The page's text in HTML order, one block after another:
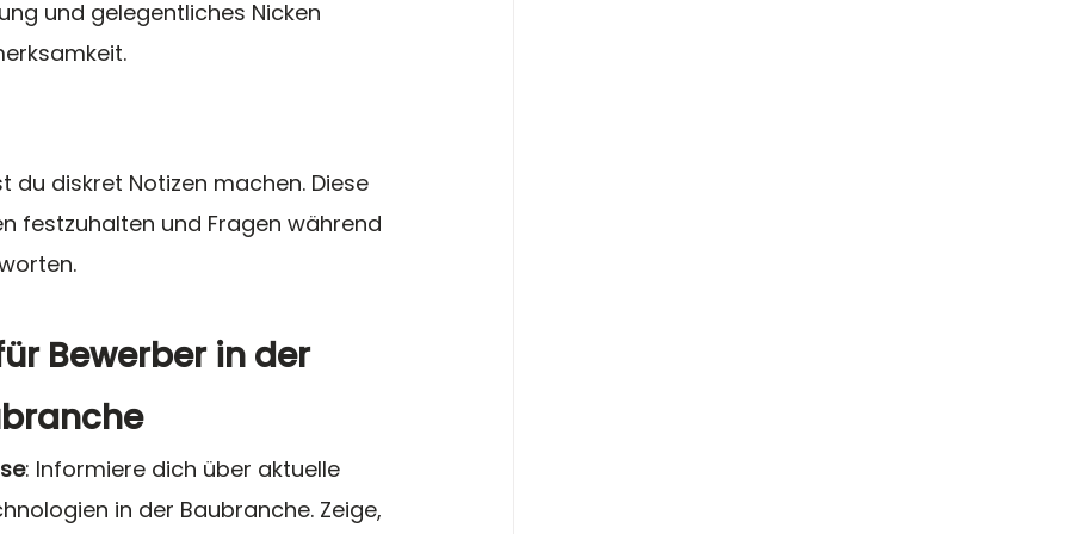
und gelegentliches Nicken
diskret Notizen machen. Diese
festzuhalten und Fragen während
Bewerber in der
: Informiere dich über aktuelle
in der Baubranche. Zeige,